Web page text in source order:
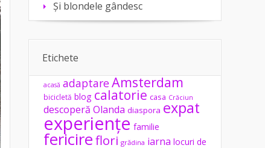
Și blondele gândesc
Etichete
acasă adaptareAmsterdam
bicicletă blog calatorie casa Crăciun
descoperă Olanda diaspora expat
experiențe familie
fericireflori grădina iarna locuri de